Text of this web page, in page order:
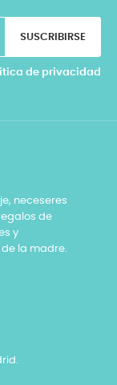
SUSCRIBIRSE
de privacidad
neceseres
de
y
la madre.